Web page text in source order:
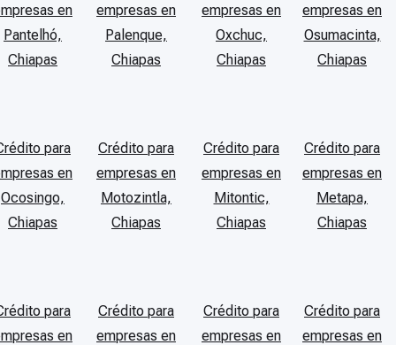
en
Pantelhó,
Chiapas
empresas en
Palenque,
Chiapas
empresas en
Oxchuc,
Chiapas
empresas en
Osumacinta,
Chiapas
para
en
Ocosingo,
Chiapas
Crédito para
empresas en
Motozintla,
Chiapas
Crédito para
empresas en
Mitontic,
Chiapas
Crédito para
empresas en
Metapa,
Chiapas
para
en
Crédito para
empresas en
Crédito para
empresas en
Crédito para
empresas en